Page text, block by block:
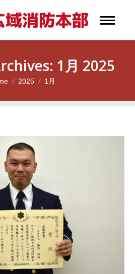
1月 2025
are here:
2025 1月